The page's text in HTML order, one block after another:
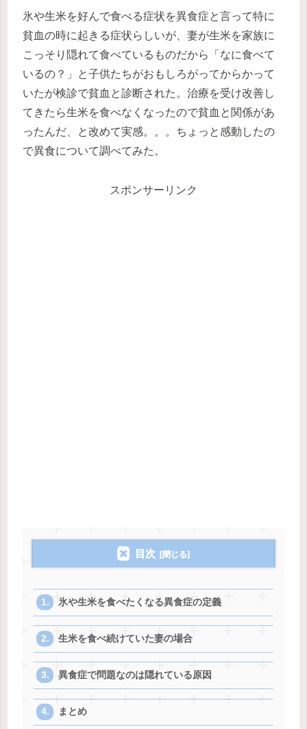
氷や生米を好んで食べる症状を異食症と言って特に
貧血の時に起きる症状らしいが、妻が生米を家族に
こっそり隠れて食べているものだから「なに食べて
いるの？」と子供たちがおもしろがってからかって
いたが検診で貧血と診断された。治療を受け改善し
てきたら生米を食べなくなったので貧血と関係があ
ったんだ、と改めて実感。。。ちょっと感動したの
で異食について調べてみた。
スポンサーリンク
目次
氷や生米を食べたくなる異食症の定義
生米を食べ続けていた妻の場合
異食症で問題なのは隠れている原因
まとめ